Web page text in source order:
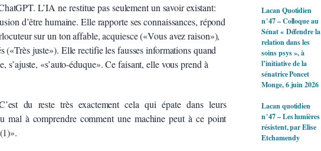
L’IA ne restitue pas seulement un savoir existant:
d’être humaine. Elle rapporte ses connaissances, répond
sur un ton affable, acquiesce («Vous avez raison»),
(«Très juste»). Elle rectifie les fausses informations quand
s’ajuste, «s’auto-éduque». Ce faisant, elle vous prend à
du reste très exactement cela qui épate dans leurs
mal à comprendre comment une machine peut à ce point
Lacan Quotidien
n°47 – Colloque au
Sénat « Défendre la
relation dans les
soins psys », à
l’initiative de la
sénatrice Poncet
Monge, 6 juin 2026
Lacan quotidien
n°47 – Les lumières
résistent, par Elise
Etchamendy